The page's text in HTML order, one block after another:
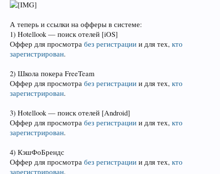
А теперь и ссылки на офферы в системе:
1) Hotellook — поиск отелей [iOS]
Оффер для просмотра без регистрации и для тех, кто
зарегистрирован.
2) Школа покера FreeTeam
Оффер для просмотра без регистрации и для тех, кто
зарегистрирован.
3) Hotellook — поиск отелей [Android]
Оффер для просмотра без регистрации и для тех, кто
зарегистрирован.
4) КэшФоБрендс
Оффер для просмотра без регистрации и для тех, кто
зарегистрирован.